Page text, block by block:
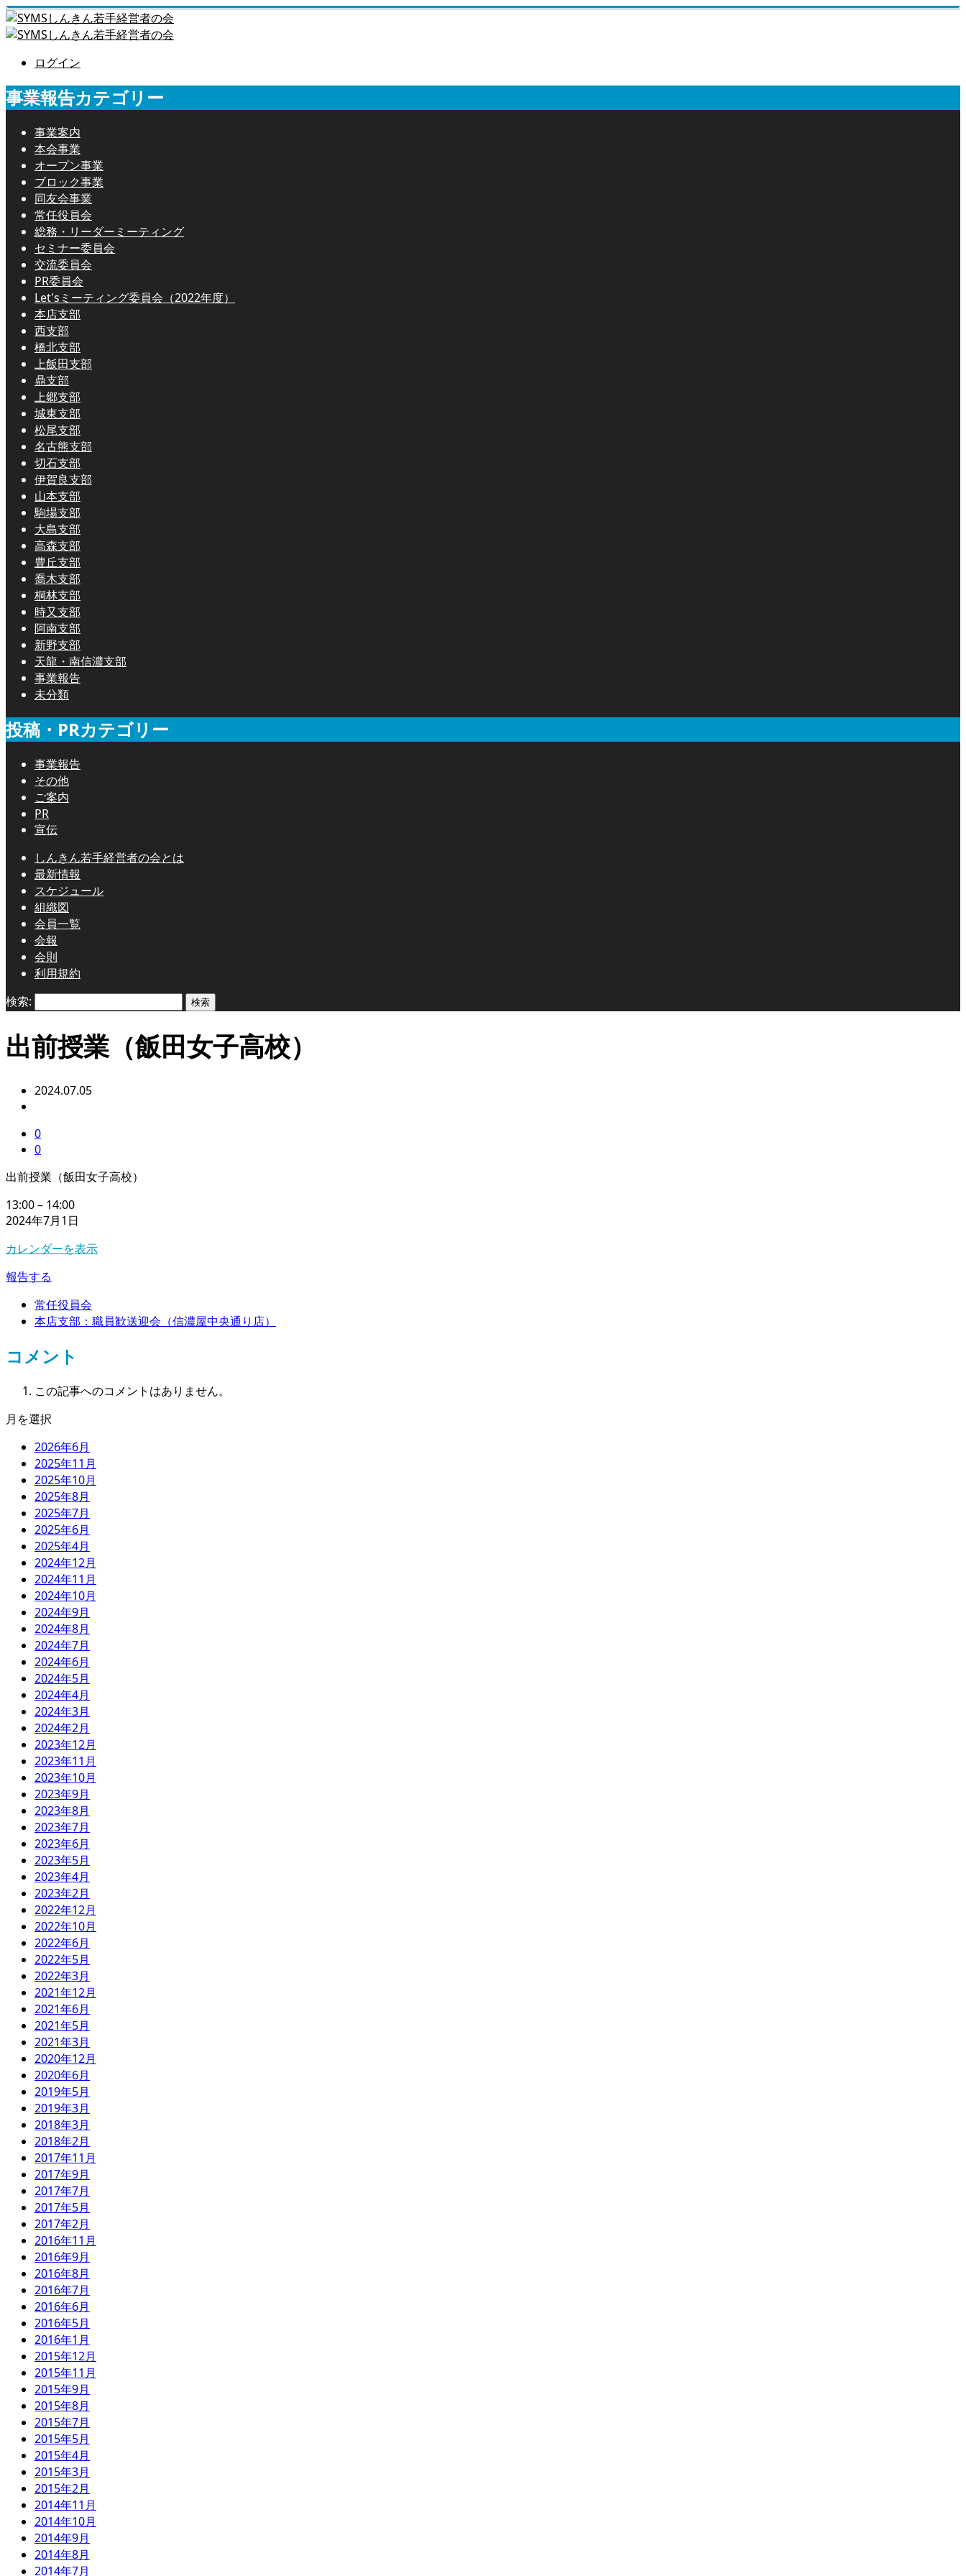
ログイン
事業報告カテゴリー
事業案内
本会事業
オープン事業
ブロック事業
同友会事業
常任役員会
総務・リーダーミーティング
セミナー委員会
交流委員会
PR委員会
Let'sミーティング委員会（2022年度）
本店支部
西支部
橋北支部
上飯田支部
鼎支部
上郷支部
城東支部
松尾支部
名古熊支部
切石支部
伊賀良支部
山本支部
駒場支部
大島支部
高森支部
豊丘支部
喬木支部
桐林支部
時又支部
阿南支部
新野支部
天龍・南信濃支部
事業報告
未分類
投稿・PRカテゴリー
事業報告
その他
ご案内
PR
宣伝
しんきん若手経営者の会とは
最新情報
スケジュール
組織図
会員一覧
会報
会則
利用規約
検索:
出前授業（飯田女子高校）
2024.07.05
0
0
出前授業（飯田女子高校）
13:00– 14:00
2024年7月1日
カレンダーを表示
報告する
常任役員会
本店支部：職員歓送迎会（信濃屋中央通り店）
コメント
この記事へのコメントはありません。
月を選択
2026年6月
2025年11月
2025年10月
2025年8月
2025年7月
2025年6月
2025年4月
2024年12月
2024年11月
2024年10月
2024年9月
2024年8月
2024年7月
2024年6月
2024年5月
2024年4月
2024年3月
2024年2月
2023年12月
2023年11月
2023年10月
2023年9月
2023年8月
2023年7月
2023年6月
2023年5月
2023年4月
2023年2月
2022年12月
2022年10月
2022年6月
2022年5月
2022年3月
2021年12月
2021年6月
2021年5月
2021年3月
2020年12月
2020年6月
2019年5月
2019年3月
2018年3月
2018年2月
2017年11月
2017年9月
2017年7月
2017年5月
2017年2月
2016年11月
2016年9月
2016年8月
2016年7月
2016年6月
2016年5月
2016年1月
2015年12月
2015年11月
2015年9月
2015年8月
2015年7月
2015年5月
2015年4月
2015年3月
2015年2月
2014年11月
2014年10月
2014年9月
2014年8月
2014年7月